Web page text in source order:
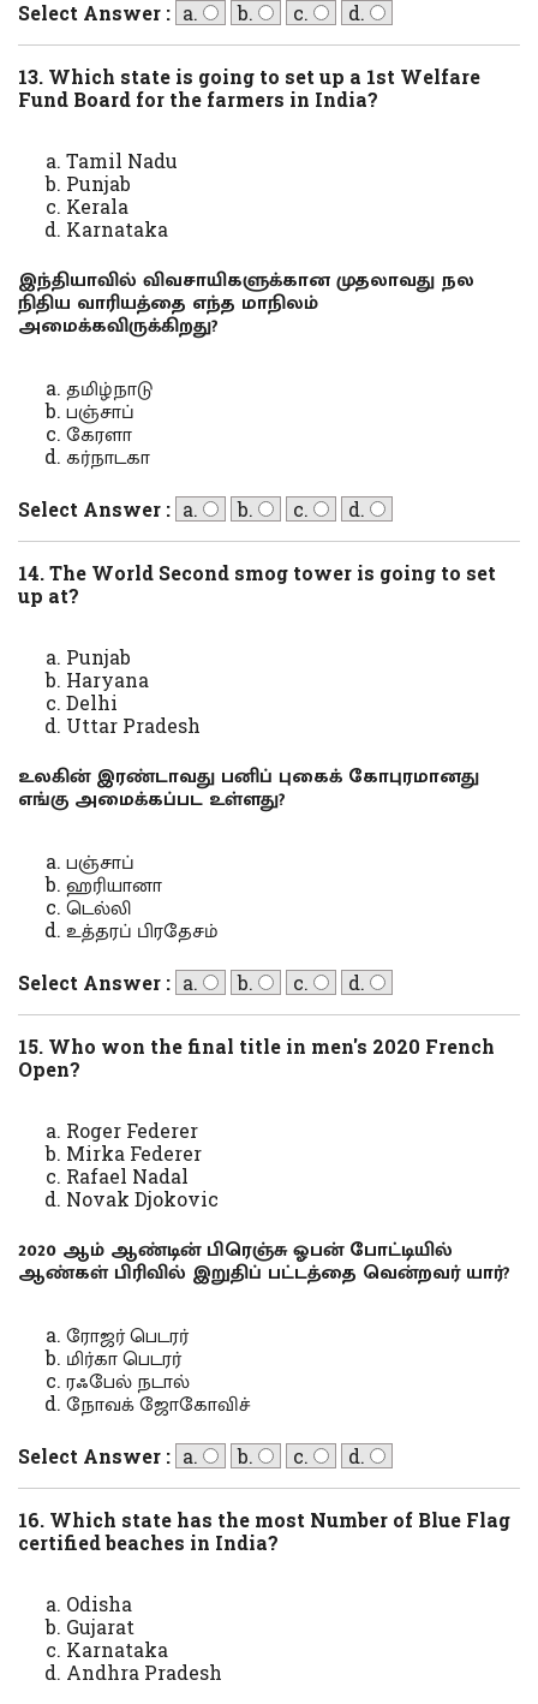
Select Answer : a. b. c. d.
13. Which state is going to set up a 1st Welfare
Fund Board for the farmers in India?
Tamil Nadu
Punjab
Kerala
Karnataka
இந்தியாவில் விவசாயிகளுக்கான முதலாவது நல
நிதிய வாரியத்தை எந்த மாநிலம்
அமைக்கவிருக்கிறது?
தமிழ்நாடு
பஞ்சாப்
கேரளா
கர்நாடகா
Select Answer : a. b. c. d.
14. The World Second smog tower is going to set
up at?
Punjab
Haryana
Delhi
Uttar Pradesh
உலகின் இரண்டாவது பனிப் புகைக் கோபுரமானது
எங்கு அமைக்கப்பட உள்ளது?
பஞ்சாப்
ஹரியானா
டெல்லி
உத்தரப் பிரதேசம்
Select Answer : a. b. c. d.
15. Who won the final title in men's 2020 French
Open?
Roger Federer
Mirka Federer
Rafael Nadal
Novak Djokovic
2020 ஆம் ஆண்டின் பிரெஞ்சு ஓபன் போட்டியில்
ஆண்கள் பிரிவில் இறுதிப் பட்டத்தை வென்றவர் யார்?
ரோஜர் பெடரர்
மிர்கா பெடரர்
ரஃபேல் நடால்
நோவக் ஜோகோவிச்
Select Answer : a. b. c. d.
16. Which state has the most Number of Blue Flag
certified beaches in India?
Odisha
Gujarat
Karnataka
Andhra Pradesh